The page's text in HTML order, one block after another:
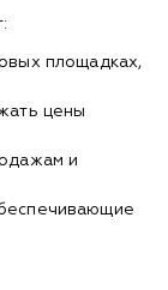
площадках,
цены
и